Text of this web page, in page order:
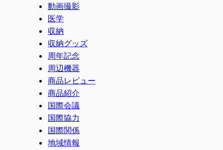
動画撮影
医学
収納
収納グッズ
周年記念
周辺機器
商品レビュー
商品紹介
国際会議
国際協力
国際関係
地域情報